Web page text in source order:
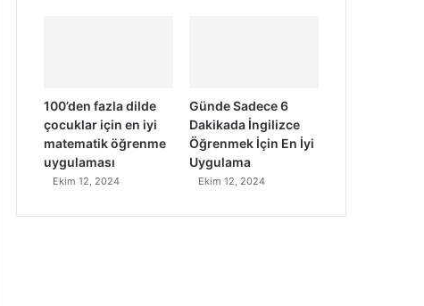
100’den fazla dilde
çocuklar için en iyi
matematik öğrenme
uygulaması
Ekim 12, 2024
Günde Sadece 6
Dakikada İngilizce
Öğrenmek İçin En İyi
Uygulama
Ekim 12, 2024